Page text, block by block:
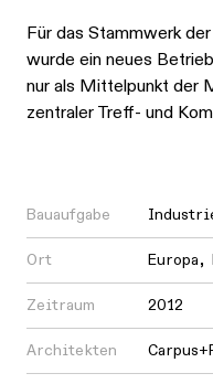
Für das Stammwerk
wurde ein neues
nur als Mittelpunkt der
zentraler Treff- und
Bauaufgabe
Ort Europa,
Zeitraum 2012
Architekten